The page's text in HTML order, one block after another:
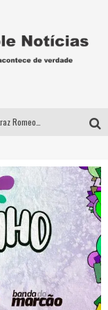
Agosto Dourado: apoio, informação e acolhimento fortalecem o sucesso da amamentação